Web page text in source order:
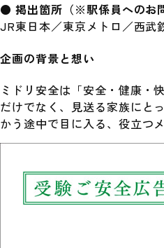
● 掲出箇所（※駅係員へのお
JR東日本／東京メトロ／西
企画の背景と想い
ミドリ安全は「安全・健康・
だけでなく、見送る家族にと
かう途中で目に入る、役立つ